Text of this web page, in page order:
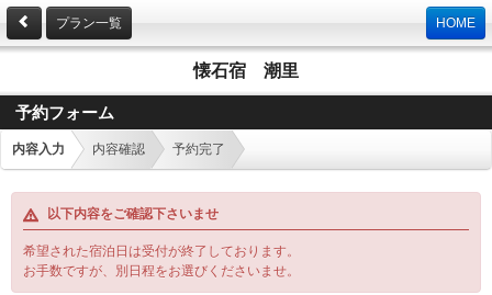
プラン一覧 HOME
懐石宿 潮里
予約フォーム
内容入力 内容確認 予約完了
以下内容をご確認下さいませ
希望された宿泊日は受付が終了しております。
お手数ですが、別日程をお選びくださいませ。